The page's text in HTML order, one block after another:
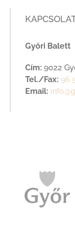
Győri Balett
Cím: 9022
Tel./Fax: 96
Email: